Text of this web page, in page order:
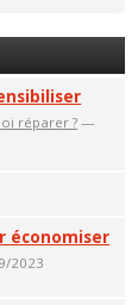
réparer ? —
économiser
2023